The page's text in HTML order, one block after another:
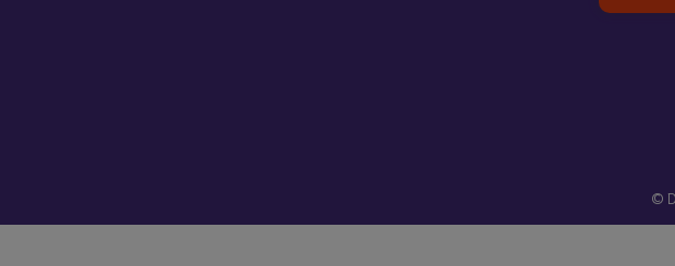
©